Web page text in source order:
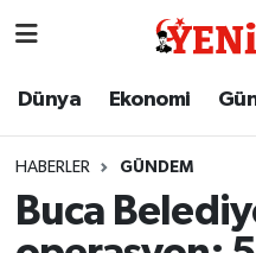
Dünya Ekonomi
HABERLER GÜNDEM
Buca
Dünya
Gündem
İzmir Nöbetçi
İzmir Namaz